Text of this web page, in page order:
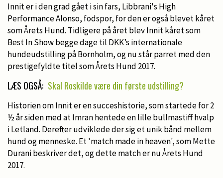
Innit er i den grad gået i sin fars, Libbrani's High
Performance Alonso, fodspor, for den er også blevet kåret
som Årets Hund. Tidligere på året blev Innit kåret som
Best In Show begge dage til DKK’s internationale
hundeudstilling på Bornholm, og nu står parret med den
prestigefyldte titel som Årets Hund 2017.
LÆS OGSÅ: Skal Roskilde være din første udstilling?
Historien om Innit er en succeshistorie, som startede for 2
½ år siden med at Imran hentede en lille bullmastiff hvalp
i Letland. Derefter udviklede der sig et unik bånd mellem
hund og menneske. Et 'match made in heaven', som Mette
Durani beskriver det, og dette match er nu Årets Hund
2017.